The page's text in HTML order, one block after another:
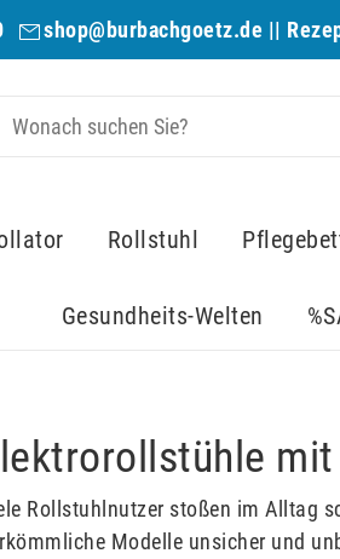
shop@burbachgoetz.de ||
Rollstuhl
Gesundheits-Welten
Rollstuhlnutzer stoßen im Alltag
Modelle unsicher und